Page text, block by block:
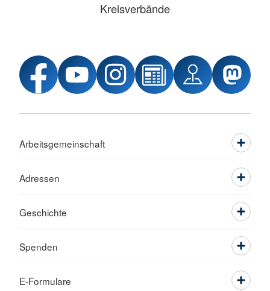
Kreisverbände
Arbeitsgemeinschaft
Adressen
Geschichte
Spenden
E-Formulare